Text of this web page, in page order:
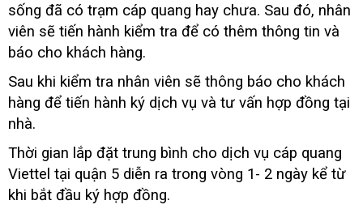
sống đã có trạm cáp quang hay chưa. Sau đó, nhân
viên sẽ tiến hành kiểm tra để có thêm thông tin và
báo cho khách hàng.
Sau khi kiểm tra nhân viên sẽ thông báo cho khách
hàng để tiến hành ký dịch vụ và tư vấn hợp đồng tại
nhà.
Thời gian lắp đặt trung bình cho dịch vụ cáp quang
Viettel tại quận 5 diễn ra trong vòng 1- 2 ngày kể từ
khi bắt đầu ký hợp đồng.